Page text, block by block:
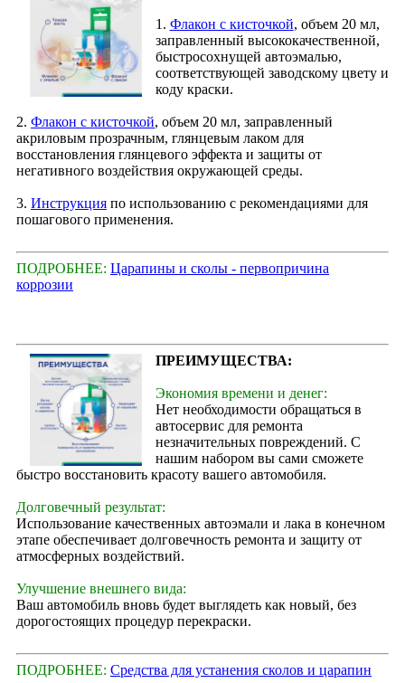
1. Флакон с кисточкой, объем 20 мл,
заправленный высококачественной,
быстросохнущей автоэмалью,
соответствующей заводскому цвету и
коду краски.
2. Флакон с кисточкой, объем 20 мл, заправленный
акриловым прозрачным, глянцевым лаком для
восстановления глянцевого эффекта и защиты от
негативного воздействия окружающей среды.
3. Инструкция по использованию с рекомендациями для
пошагового применения.
ПОДРОБНЕЕ: Царапины и сколы - первопричина
коррозии
ПРЕИМУЩЕСТВА:
Экономия времени и денег:
Нет необходимости обращаться в
автосервис для ремонта
незначительных повреждений. С
нашим набором вы сами сможете
быстро восстановить красоту вашего автомобиля.
Долговечный результат:
Использование качественных автоэмали и лака в конечном
этапе обеспечивает долговечность ремонта и защиту от
атмосферных воздействий.
Улучшение внешнего вида:
Ваш автомобиль вновь будет выглядеть как новый, без
дорогостоящих процедур перекраски.
ПОДРОБНЕЕ: Средства для устанения сколов и царапин